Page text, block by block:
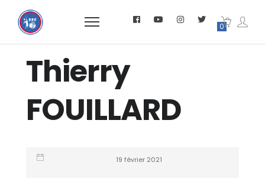
0
Thierry
FOUILLARD
19 février 2021